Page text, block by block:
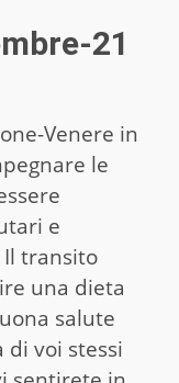
21
Venere in
le
e
transito
una dieta
salute
di voi stessi